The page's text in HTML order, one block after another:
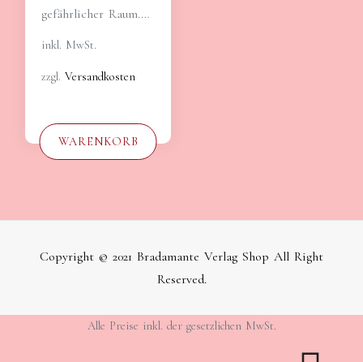
gefährlicher Raum.…
inkl. MwSt.
zzgl.Versandkosten
WARENKORB
Copyright © 2021 Bradamante Verlag Shop All Right
Reserved.
Alle Preise inkl. der gesetzlichen MwSt.